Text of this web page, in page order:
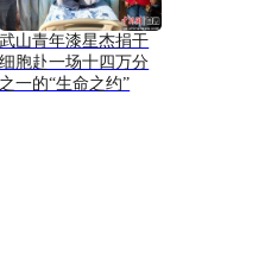
武山青年漆星杰捐干
细胞赴一场十四万分
之一的“生命之约”